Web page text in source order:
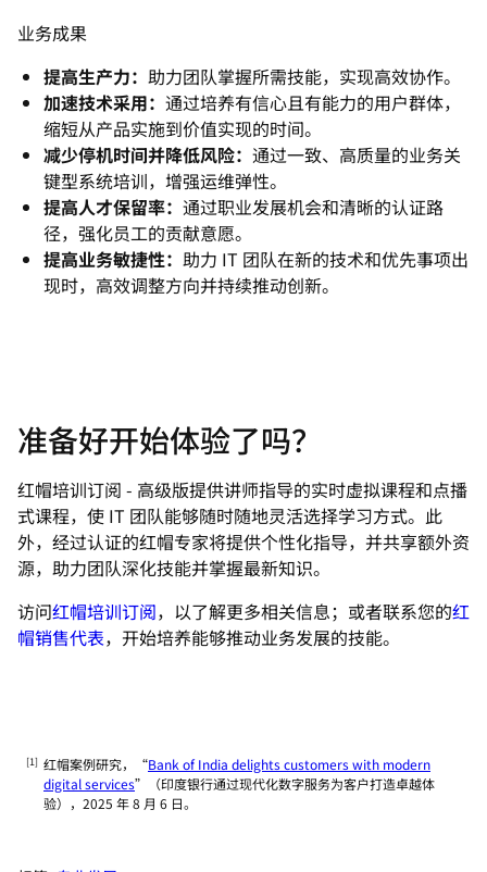
业务成果
提高生产力： 助力团队掌握所需技能，实现高效协作。
加速技术采用： 通过培养有信心且有能力的用户群体，
缩短从产品实施到价值实现的时间。
减少停机时间并降低风险： 通过一致、高质量的业务关
键型系统培训，增强运维弹性。
提高人才保留率： 通过职业发展机会和清晰的认证路
径，强化员工的贡献意愿。
提高业务敏捷性： 助力 IT 团队在新的技术和优先事项出
现时，高效调整方向并持续推动创新。
准备好开始体验了吗？
红帽培训订阅 - 高级版提供讲师指导的实时虚拟课程和点播
式课程，使 IT 团队能够随时随地灵活选择学习方式。此
外，经过认证的红帽专家将提供个性化指导，并共享额外资
源，助力团队深化技能并掌握最新知识。
访问红帽培训订阅，以了解更多相关信息；或者联系您的红
帽销售代表，开始培养能够推动业务发展的技能。
红帽案例研究，“Bank of India delights customers with modern
digital services”（印度银行通过现代化数字服务为客户打造卓越体
验），2025 年 8 月 6 日。